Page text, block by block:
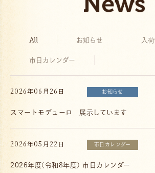
All
2026年06月26日 お知らせ
スマートモデューロ 展示しています
2026年05月22日 市日カレンダー
2026年度(令和8年度) 市日カレンダー
お知らせ 入
市日カレンダー